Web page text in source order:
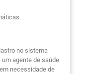
no sistema
agente de saúde
necessidade de